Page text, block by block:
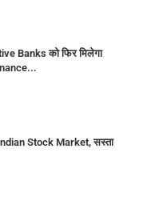
Banks को फिर मिलेगा
Stock Market, सस्ता